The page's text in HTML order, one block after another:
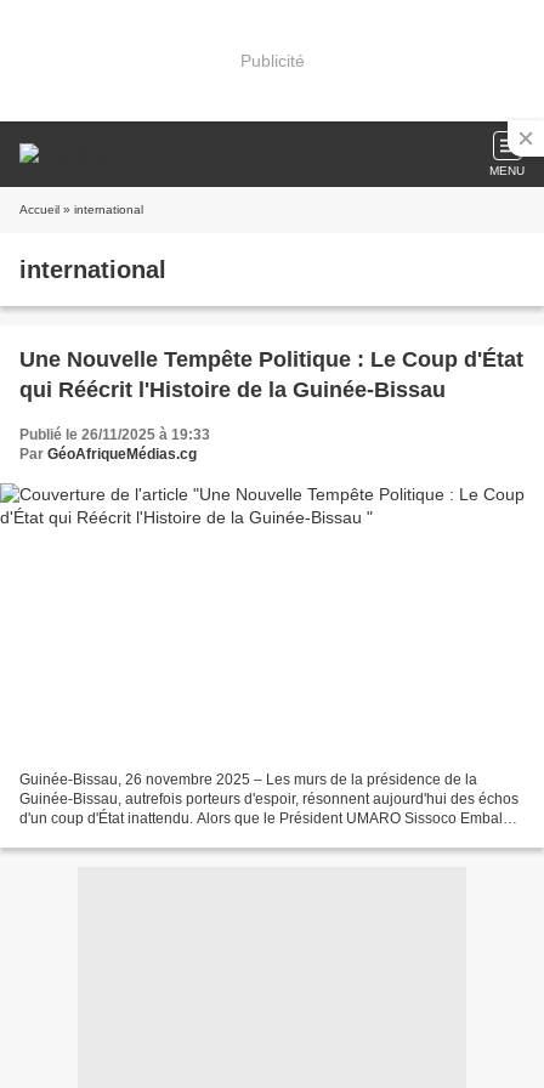
Publicité
MENU
Accueil » international
international
Une Nouvelle Tempête Politique : Le Coup d'État
qui Réécrit l'Histoire de la Guinée-Bissau
Publié le 26/11/2025 à 19:33
Par GéoAfriqueMédias.cg
Guinée-Bissau, 26 novembre 2025 – Les murs de la présidence de la
Guinée-Bissau, autrefois porteurs d'espoir, résonnent aujourd'hui des échos
d'un coup d'État inattendu. Alors que le Président UMARO Sissoco Embalò